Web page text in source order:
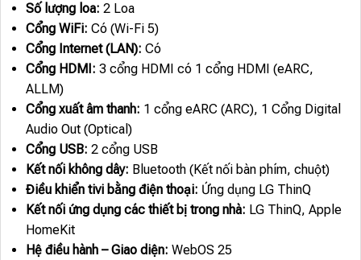
Số lượng loa: 2 Loa
Cổng WiFi: Có (Wi-Fi 5)
Cổng Internet (LAN): Có
Cổng HDMI: 3 cổng HDMI có 1 cổng HDMI (eARC,
ALLM)
Cổng xuất âm thanh: 1 cổng eARC (ARC), 1 Cổng Digital
Audio Out (Optical)
Cổng USB: 2 cổng USB
Kết nối không dây: Bluetooth (Kết nối bàn phím, chuột)
Điều khiển tivi bằng điện thoại: Ứng dụng LG ThinQ
Kết nối ứng dụng các thiết bị trong nhà: LG ThinQ, Apple
HomeKit
Hệ điều hành – Giao diện: WebOS 25